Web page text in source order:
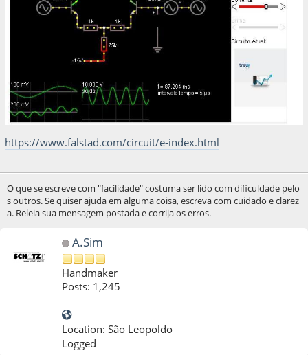
https://www.falstad.com/circuit/e-index.html
O que se escreve com "facilidade" costuma ser lido com dificuldade pelo
s outros. Se quiser ajuda em alguma coisa, escreva com cuidado e clarez
a. Releia sua mensagem postada e corrija os erros.
A.Sim
Handmaker
Posts: 1,245
Location: São Leopoldo
Logged